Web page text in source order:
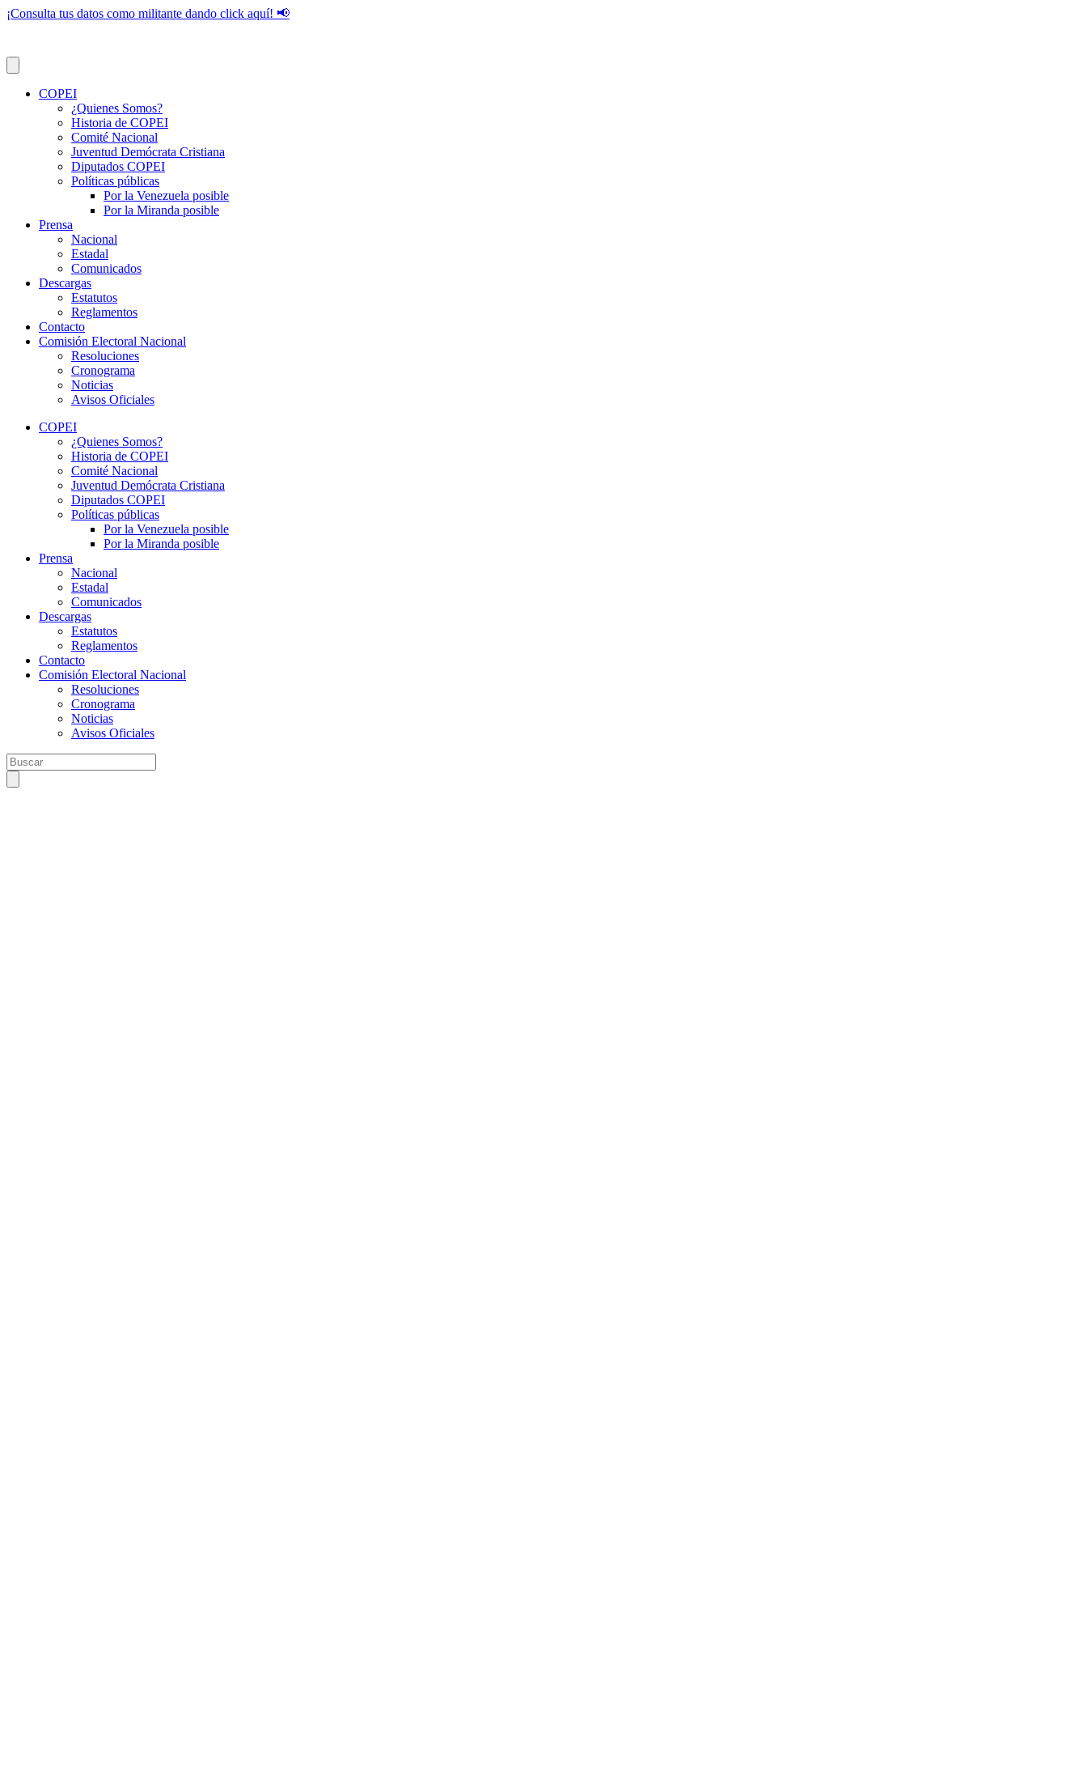
¡Consulta tus datos como militante dando click aquí! 📢
COPEI
¿Quienes Somos?
Historia de COPEI
Comité Nacional
Juventud Demócrata Cristiana
Diputados COPEI
Políticas públicas
Por la Venezuela posible
Por la Miranda posible
Prensa
Nacional
Estadal
Comunicados
Descargas
Estatutos
Reglamentos
Contacto
Comisión Electoral Nacional
Resoluciones
Cronograma
Noticias
Avisos Oficiales
COPEI
¿Quienes Somos?
Historia de COPEI
Comité Nacional
Juventud Demócrata Cristiana
Diputados COPEI
Políticas públicas
Por la Venezuela posible
Por la Miranda posible
Prensa
Nacional
Estadal
Comunicados
Descargas
Estatutos
Reglamentos
Contacto
Comisión Electoral Nacional
Resoluciones
Cronograma
Noticias
Avisos Oficiales